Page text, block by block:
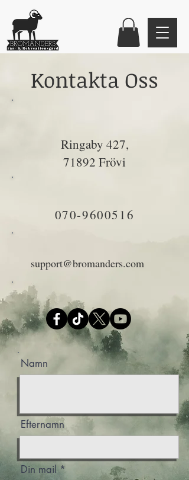
Kontakta Oss
Ringaby 427,
71892 Frövi
070-9600516
support@bromanders.com
Namn
Efternamn
Din mail